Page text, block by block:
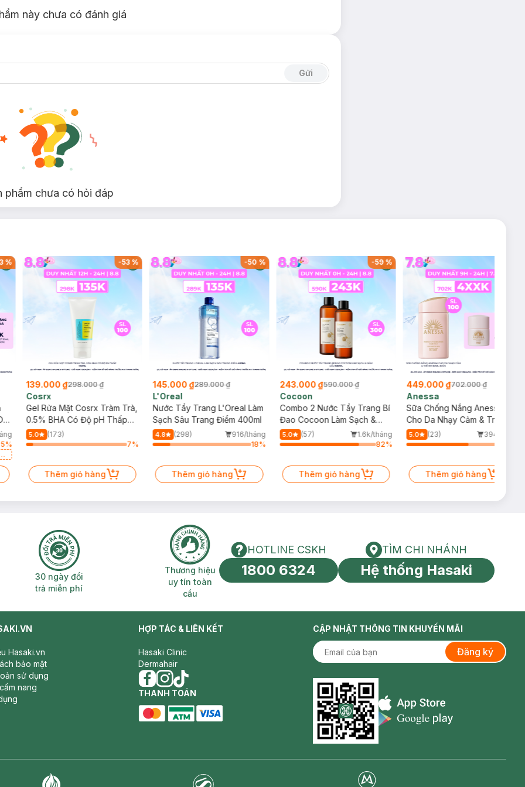
bao gồm). Kiểm soát tia hồng ngoại Tri-Band với ba băng tần điều khiển A/B/C.
từ xa, sách hướng dẫn và 1 bộ cánh quạt dự phòng
này chưa có đánh giá
Gửi
phẩm chưa có hỏi đáp
%
%
-53%
139.000 ₫298.000 ₫
Cosrx
Gel Rửa Mặt Cosrx Tràm Trà,
0.5% BHA Có Độ pH Thấp
150ml
5.0
(173)
7%
Thêm giỏ hàng
-50 %
145.000 ₫289.000 ₫
L'Oreal
Nước Tẩy Trang L'Oreal Làm
Sạch Sâu Trang Điểm 400ml
4.8 (298)
916/tháng
18%
Thêm giỏ hàng
-59%
243.000 ₫590.000 ₫
Cocoon
Combo 2 Nước Tẩy Trang Bí
Đao Cocoon Làm Sạch &
Giảm Dầu 500ml
5.0 (57)
1.6k/tháng
82%
Thêm giỏ hàng
449.000 ₫702.000 ₫
Anessa
Sữa Chống Nắng Anessa
Cho Da Nhạy Cảm & Trẻ Em
60ml (Mới)
5.0 (23)
394/tháng
Thêm giỏ hàng
2H 30 ngày đổi trả miễn phí
30 ngày đổi
trả miễn phí
Thương hiệu uy tín toàn cầu
Thương hiệu
uy tín toàn
cầu
HOTLINE CSKH
HOTLINE CSKH
1800 6324
Tìm chi nhánh
TÌM CHI NHÁNH
Hệ thống Hasaki
Hasaki.vn
bảo mật
sử dụng
nang
HỢP TÁC & LIÊN KẾT
Hasaki Clinic
Dermahair
facebook
instagram
tiktok
THANH TOÁN
CẬP NHẬT THÔNG TIN KHUYẾN MÃI
Đăng ký
Appstore icon